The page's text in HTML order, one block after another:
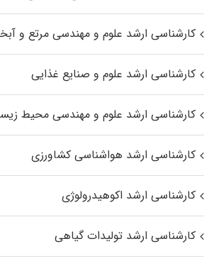
کارشناسی ارشد علوم و مهندسی مرتع و
کارشناسی ارشد علوم و صنایع غذایی
کارشناسی ارشد علوم و مهندسی محیط
کارشناسی ارشد هواشناسی کشاورزی
کارشناسی ارشد اکوهیدرولوژی
کارشناسی ارشد تولیدات گیاهی